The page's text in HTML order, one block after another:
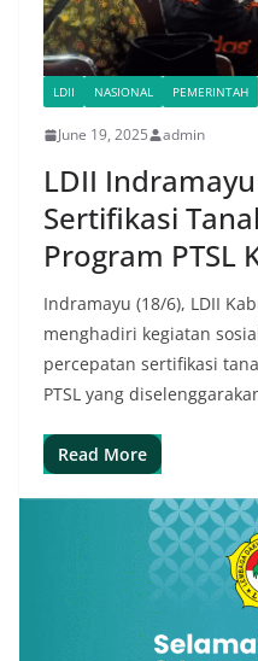
LDII NASIONAL PEMERINTAH
June 19, 2025 admin
LDII
Sertifikasi
Program PTSL
Indramayu (18/6), LDII
menghadiri kegiatan
percepatan sertifikasi
PTSL yang
Read More